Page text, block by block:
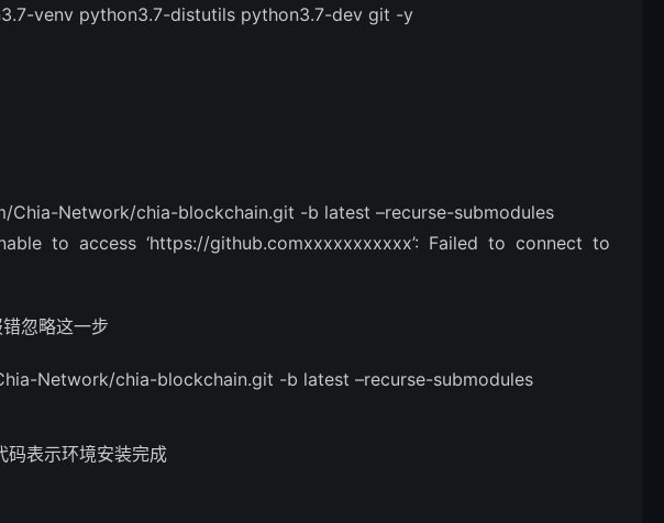
venv python3.7-distutils python3.7-dev git -y
Network/chia-blockchain.git -b latest –recurse-submodules
to access ‘https://github.comxxxxxxxxxxx’: Failed to connect to
忽略这一步
Network/chia-blockchain.git -b latest –recurse-submodules
码表示环境安装完成